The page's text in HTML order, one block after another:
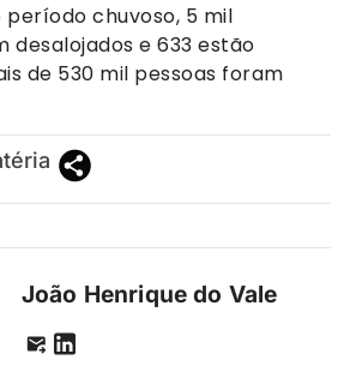
período chuvoso, 5 mil
desalojados e 633 estão
de 530 mil pessoas foram
João Henrique do Vale